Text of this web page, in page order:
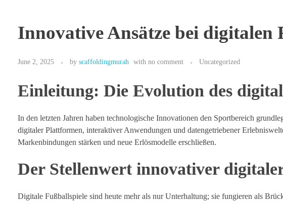
Innovative Ansätze bei digitalen
June 2, 2025 by scaffoldingmurah with no comment Uncategorized
Einleitung: Die Evolution des
In den letzten Jahren haben technologische Innovationen den Sportbereich
digitaler Plattformen, interaktiver Anwendungen und datengetriebener
Markenbindungen stärken und neue Erlösmodelle erschließen.
Der Stellenwert innovativer
Digitale Fußballspiele sind heute mehr als nur Unterhaltung; sie fungieren als